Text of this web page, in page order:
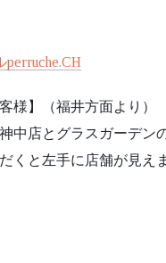
perruche.CH
様】（福井方面より）
中店とグラスガーデン
くと左手に店舗が見え